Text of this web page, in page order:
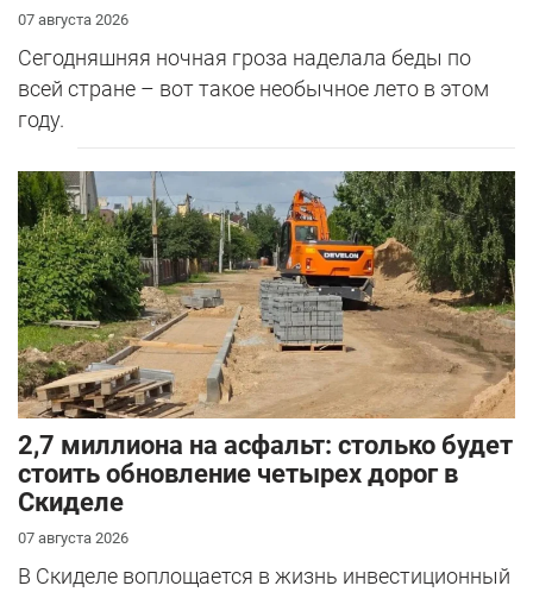
07 августа 2026
Сегодняшняя ночная гроза наделала беды по
всей стране – вот такое необычное лето в этом
году.
2,7 миллиона на асфальт: столько будет
стоить обновление четырех дорог в
Скиделе
07 августа 2026
В Скиделе воплощается в жизнь инвестиционный